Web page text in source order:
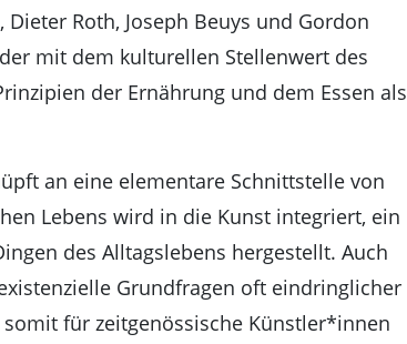
Roth, Joseph Beuys und Gordon
mit dem kulturellen Stellenwert des
der Ernährung und dem Essen als
an eine elementare Schnittstelle von
Lebens wird in die Kunst integriert, ein
des Alltagslebens hergestellt. Auch
Grundfragen oft eindringlicher
für zeitgenössische Künstler*innen